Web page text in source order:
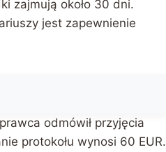
zajmują około 30 dni.
jest zapewnienie
odmówił przyjęcia
protokołu wynosi 60 EUR.